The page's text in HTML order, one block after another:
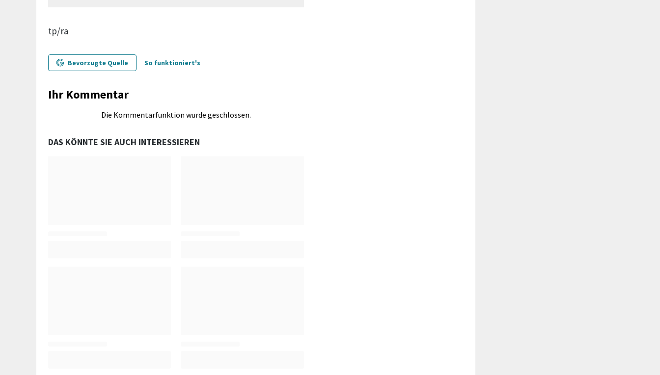
tp/ra
Bevorzugte Quelle So funktioniert's
Ihr Kommentar
Die Kommentarfunktion wurde geschlossen.
DAS KÖNNTE SIE AUCH INTERESSIEREN